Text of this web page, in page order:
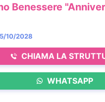
CHIAMA LA
WHATSAPP
10/2028
Benessere